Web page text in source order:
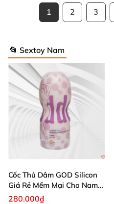
1 2 3
📂 Sextoy Nam
Cốc Thủ Dâm GOD Silicon
Giá Rẻ Mềm Mại Cho Nam
Giới
280.000₫